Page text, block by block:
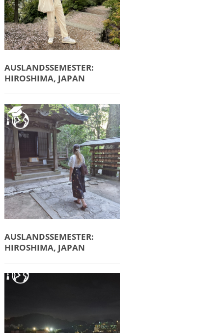
AUSLANDSSEMESTER:
HIROSHIMA, JAPAN
AUSLANDSSEMESTER:
HIROSHIMA, JAPAN